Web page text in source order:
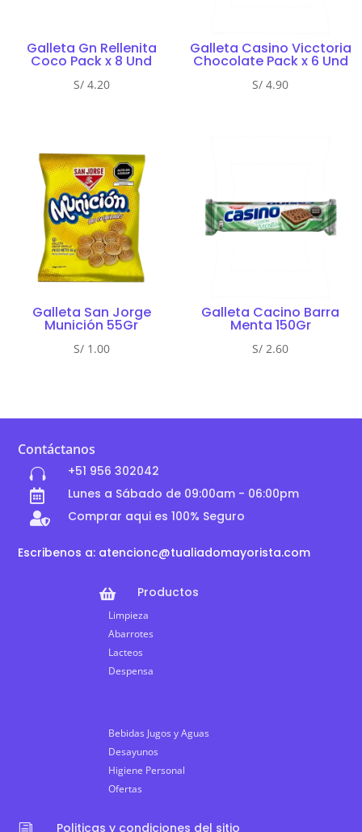
Galleta Gn Rellenita
Coco Pack x 8 Und
S/4.20
Galleta Casino Vicctoria
Chocolate Pack x 6 Und
S/ 4.90
Galleta San Jorge
Munición 55Gr
S/1.00
Galleta Cacino Barra
Menta 150Gr
S/ 2.60
Contáctanos
 +51 956 302042
 Lunes a Sábado de 09:00am - 06:00pm
 Comprar aqui es 100% Seguro
Escribenos a: atencionc@tualiadomayorista.com
 Productos
Limpieza
Abarrotes
Lacteos
Despensa
Bebidas Jugos y Aguas
Desayunos
Higiene Personal
Ofertas
Politicas y condiciones del sitio